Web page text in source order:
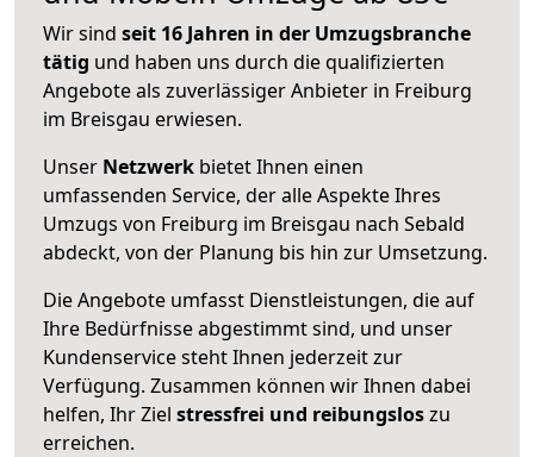
Wir sind seit 16 Jahren in der Umzugsbranche
tätig und haben uns durch die qualifizierten
Angebote als zuverlässiger Anbieter in Freiburg
im Breisgau erwiesen.
Unser Netzwerk bietet Ihnen einen
umfassenden Service, der alle Aspekte Ihres
Umzugs von Freiburg im Breisgau nach Sebald
abdeckt, von der Planung bis hin zur Umsetzung.
Die Angebote umfasst Dienstleistungen, die auf
Ihre Bedürfnisse abgestimmt sind, und unser
Kundenservice steht Ihnen jederzeit zur
Verfügung. Zusammen können wir Ihnen dabei
helfen, Ihr Ziel stressfrei und reibungsloszu
erreichen.